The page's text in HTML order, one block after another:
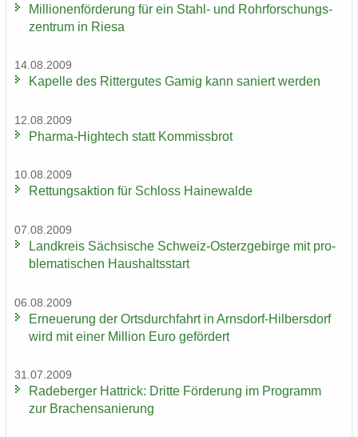
Mil­lio­nen­för­de­rung für ein Stahl-​ und Rohr­for­schungs­
zen­trum in Riesa
14.08.2009
Ka­pel­le des Rit­ter­gu­tes Gamig kann sa­niert wer­den
12.08.2009
Pharma-​Hightech statt Kom­miss­brot
10.08.2009
Ret­tungs­ak­ti­on für Schloss Hai­ne­wal­de
07.08.2009
Land­kreis Säch­si­sche Schweiz-​Osterzgebirge mit pro­
ble­ma­ti­schen Haus­halts­start
06.08.2009
Er­neue­rung der Orts­durch­fahrt in Arnsdorf-​Hilbersdorf
wird mit einer Mil­li­on Euro ge­för­dert
31.07.2009
Ra­de­ber­ger Hat­trick: Drit­te För­de­rung im Pro­gramm
zur Bra­chen­sa­nie­rung